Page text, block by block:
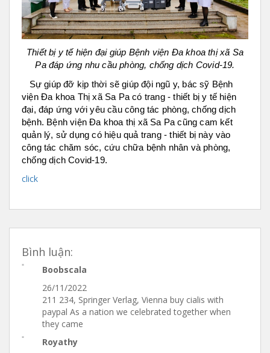
Thiết bị y tế hiện đại giúp Bệnh viện Đa khoa thị xã Sa
Pa đáp ứng nhu cầu phòng, chống dịch Covid-19.
Sự giúp đỡ kịp thời sẽ giúp đội ngũ y, bác sỹ Bệnh
viện Đa khoa Thị xã Sa Pa có trang - thiết bị y tế hiện
đại, đáp ứng với yêu cầu công tác phòng, chống dịch
bệnh. Bệnh viện Đa khoa thị xã Sa Pa cũng cam kết
quản lý, sử dụng có hiệu quả trang - thiết bị này vào
công tác chăm sóc, cứu chữa bệnh nhân và phòng,
chống dịch Covid-19.
click
Bình luận:
Boobscala
26/11/2022
211 234, Springer Verlag, Vienna buy cialis with
paypal As a nation we celebrated together when
they came
Royathy